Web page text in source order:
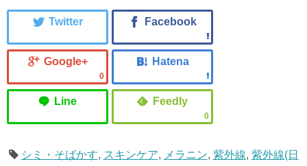
0
0
シミ・そばかす, スキンケア, メラニン, 紫外線, 紫外線(日